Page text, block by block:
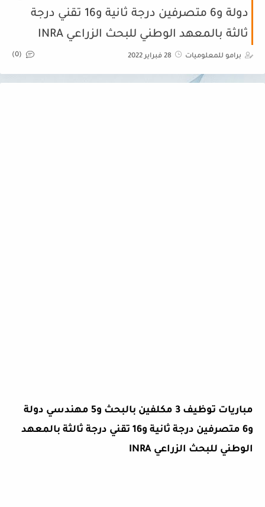
دولة و6 متصرفين درجة ثانية و16 تقني درجة
ثالثة بالمعهد الوطني للبحث الزراعي INRA
برامو للمعلوميات 28 فبراير 2022 (0)
مباريات توظيف 3 مكلفين بالبحث و5 مهندسي دولة
و6 متصرفين درجة ثانية و16 تقني درجة ثالثة بالمعهد
الوطني للبحث الزراعي INRA